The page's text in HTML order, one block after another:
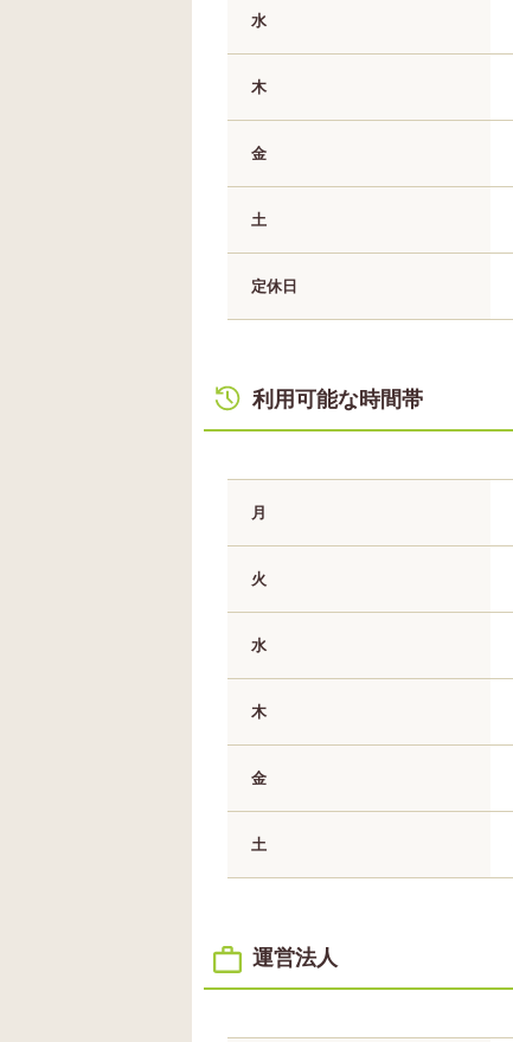
水
木
金
土
定休日
利用可能な時間帯
月
火
水
木
金
土
運営法人